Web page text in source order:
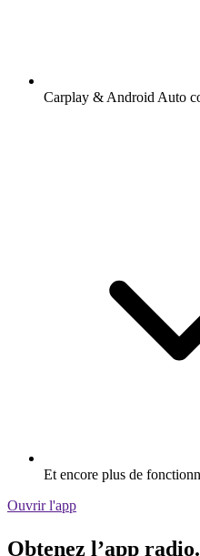
Carplay & Android Auto
Et encore plus de
Ouvrir l'app
Obtenez l’app